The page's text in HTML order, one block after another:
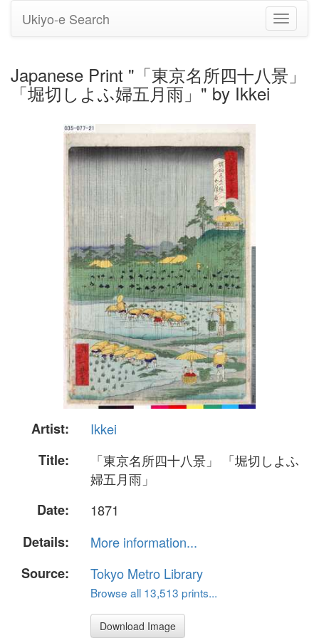
Toggle
Ukiyo-e Search
Japanese Print "「東京名所四十八景」
「堀切しよふ婦五月雨」" by Ikkei
Artist:
Ikkei
Title:
「東京名所四十八景」 「堀切しよふ
婦五月雨」
Date:
1871
Details:
More information...
Source:
Tokyo Metro Library
Browse all 13,513 prints...
Download Image